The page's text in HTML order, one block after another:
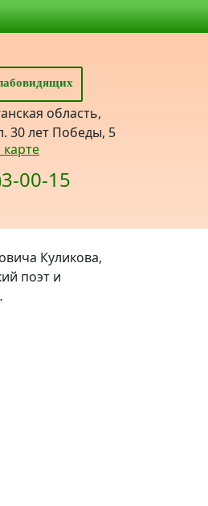
область,
30 лет Победы, 5
00-15
Куликова,
поэт и